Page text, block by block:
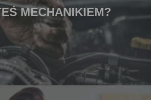
MECHANIKIEM?